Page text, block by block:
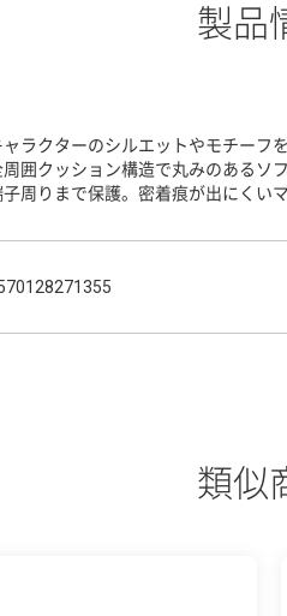
製品
ャラクターのシルエットやモチーフ
周囲クッション構造で丸みのあるソ
子周りまで保護。密着痕が出にくい
類似